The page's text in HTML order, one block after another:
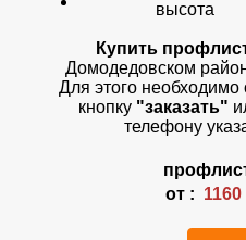
Купить
Домодедовском
Для этого необходимо
кнопку "заказать"
телефону
от : 1160